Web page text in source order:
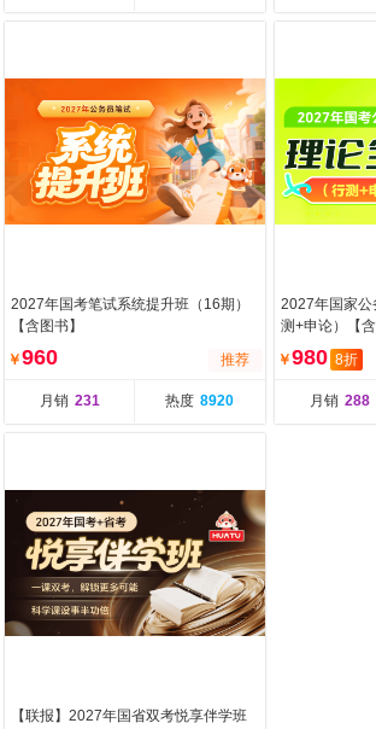
2027年国考笔试系统提升班（16期）
【含图书】
￥960 推荐
月销 231 热度 8920
2027年国家
测+申论）【含
￥980 8折
月销 288
【联报】2027年国省双考悦享伴学班